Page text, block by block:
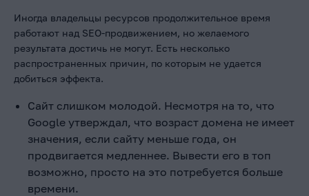
Иногда владельцы ресурсов продолжительное время
работают над SEO-продвижением, но желаемого
результата достичь не могут. Есть несколько
распространенных причин, по которым не удается
добиться эффекта.
Сайт слишком молодой. Несмотря на то, что
Google утверждал, что возраст домена не имеет
значения, если сайту меньше года, он
продвигается медленнее. Вывести его в топ
возможно, просто на это потребуется больше
времени.